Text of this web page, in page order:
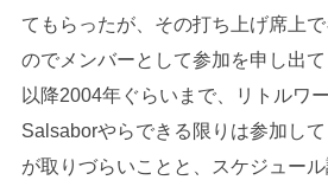
てもらったが、その打ち上げ席上
のでメンバーとして参加を申し出て
以降2004年ぐらいまで、リトルワ
Salsaborやらできる限りは参加し
が取りづらいことと、スケジュー